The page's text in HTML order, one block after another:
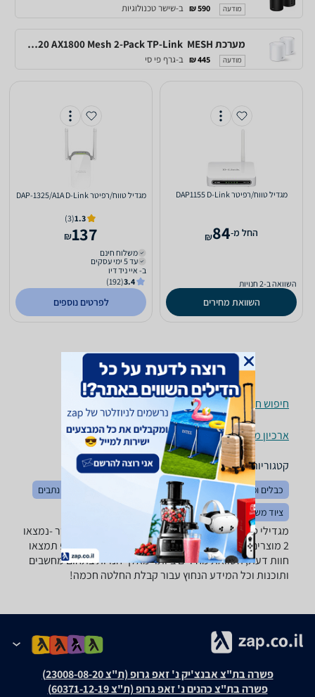
מודעה 590 ₪ ב-שישר טכנולוגיות
מערכת MESH ‏ Deco X20 AX1800 Mesh 2-Pack TP-Link
מודעה 445 ₪ ב-גרף פי סי
‏מגדיל טווח/רפיטר DAP1155 D-Link
‫החל מ-84
₪
השוואה ב-2 חנויות
השוואת מחירים
‏מגדיל טווח/רפיטר DAP-1325/A1A D-Link
1.3
(3)
137
₪
משלוח חינם
עד 5 ימי עסקים
ב- איי ניד דיו
3.4
(192)
לפרטים נוספים
חיפוש חנויות מגדילי טווח / Access Points לפי עיר
ארכיון מוצרים
קטגוריות משלימות
כבלים ומתאמים מודמים מודמים סלולריים
ראוטרים / נתבים
ציוד משלים לתקשורת
מגדילי טווח / Access Points ‏D-Link ‏מגדיל טווח/רפיטר -נמצאו
2 מוצרים. מחפש מגדיל טווח / Access Point? רק בזאפ תמצאו
חוות דעת, השוואת מחירים ביותר מאלף חנויות בתחום מחשבים
ותוכנות וכל המידע הנחוץ עבור קבלת החלטה חכמה!
פשרה בת"צ אבנצ'יק נ' זאפ גרופ (ת"צ 23008-08-20)
פשרה בת"צ כהנים נ' זאפ גרופ (ת"צ 60371-12-19)